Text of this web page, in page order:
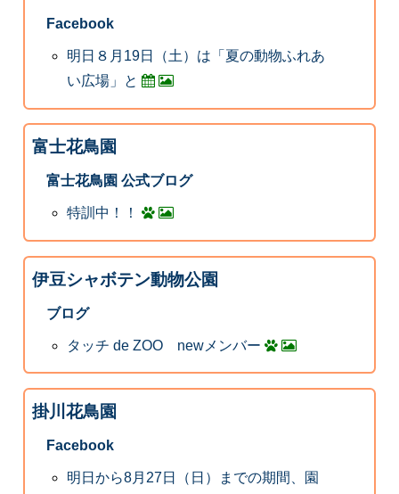
Facebook
明日８月19日（土）は「夏の動物ふれあ
い広場」と
富士花鳥園
富士花鳥園 公式ブログ
特訓中！！
伊豆シャボテン動物公園
ブログ
タッチ de ZOO newメンバー
掛川花鳥園
Facebook
明日から8月27日（日）までの期間、園